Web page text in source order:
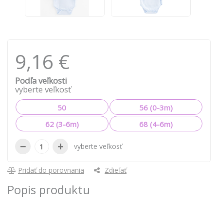
9,16 €
Podľa veľkosti
vyberte veľkosť
50
56 (0-3m)
62 (3-6m)
68 (4-6m)
− + vyberte veľkosť
Pridať do porovnania Zdieľať
Popis produktu